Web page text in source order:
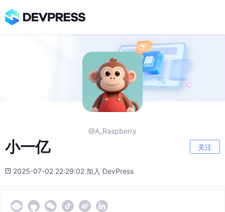
@A_Raspberry
小一亿 关注
2025-07-02 22:29:02 加入 DevPress